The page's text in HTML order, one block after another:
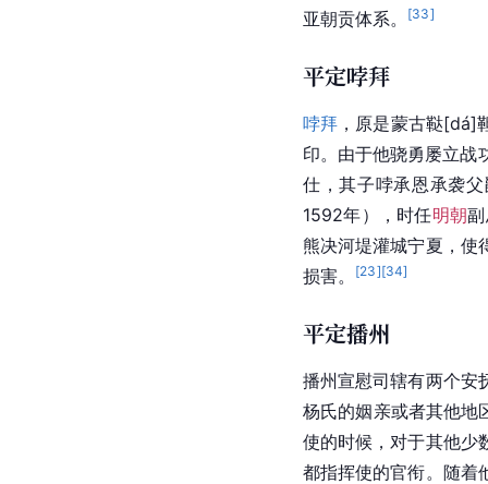
亚朝贡体系。
[33]
平定哱拜
哱拜 ，原是蒙古鞑[dá]
印。由于他骁勇屡立战
仕，其子哱承恩承袭
1592年），时任明朝
熊决河堤灌城宁夏，使
损害。
[23][34]
平定播州
播州宣慰司辖有两个安
杨氏的姻亲或者其他地
使的时候，对于其他少
都指挥使的官衔。随着